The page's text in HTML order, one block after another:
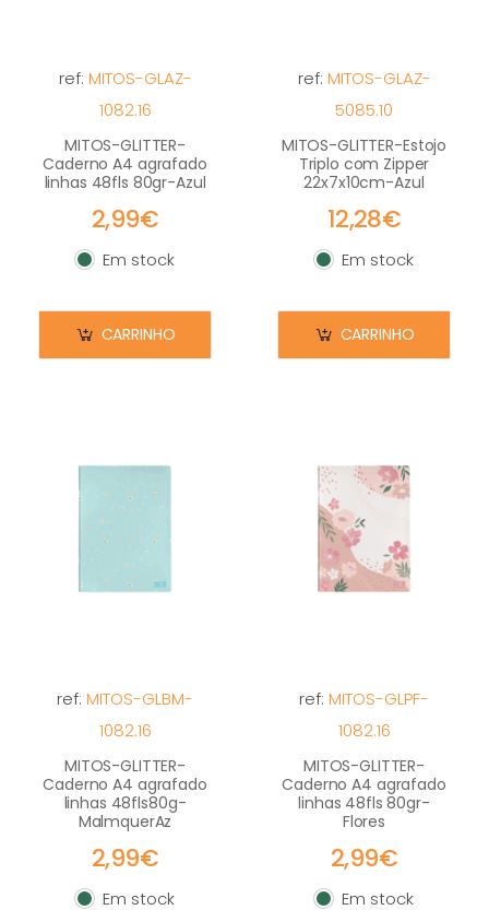
ref: MITOS-GLAZ-
1082.16
MITOS-GLITTER-
Caderno A4 agrafado
linhas 48fls 80gr-Azul
2,99€
Em stock
Em stock
CARRINHO
ref: MITOS-GLAZ-
5085.10
MITOS-GLITTER-Estojo
Triplo com Zipper
22x7x10cm-Azul
12,28€
Em stock
Em stock
CARRINHO
ref: MITOS-GLBM-
1082.16
MITOS-GLITTER-
Caderno A4 agrafado
linhas 48fls80g-
MalmquerAz
2,99€
Em stock
ref: MITOS-GLPF-
1082.16
MITOS-GLITTER-
Caderno A4 agrafado
linhas 48fls 80gr-
Flores
2,99€
Em stock